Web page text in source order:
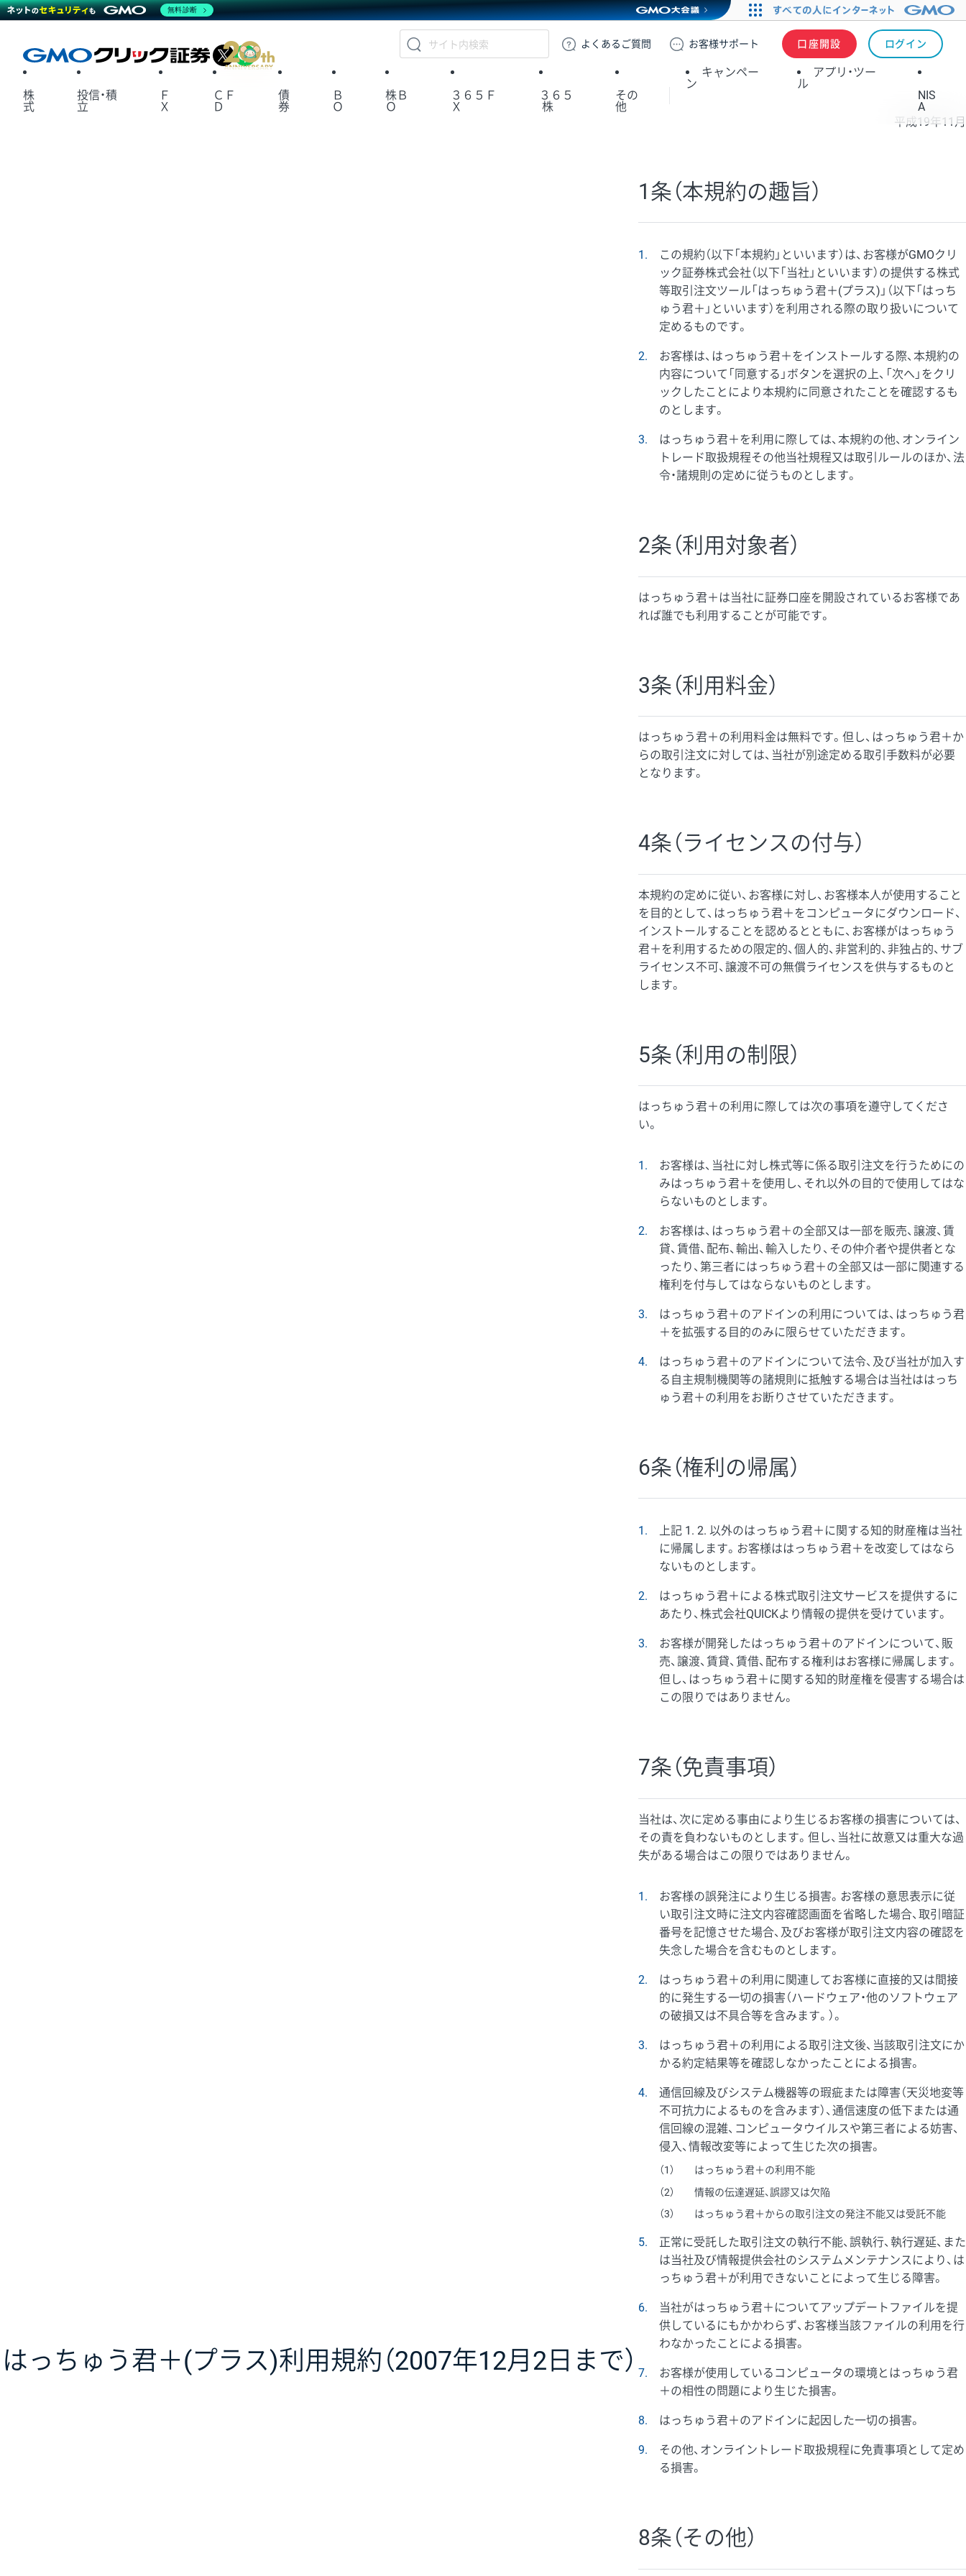
GMOクリック証券
よくある ご質問 お客様サポート 口座開設 ログイン
X
株
式
投信・積
立
Ｆ
Ｘ
ＣＦ
Ｄ
債
券
Ｂ
Ｏ
株Ｂ
Ｏ
３６５Ｆ
Ｘ
３６５
株
その
他
キャンペー
ン
アプリ・ツー
ル
NIS
A
はっちゅう君＋(プラス)利用規約（2007年12月2日まで）
平成19年11月
1条（本規約の趣旨）
1
この規約（以下「本規約」といいます）は、お客様がGMOクリ
ック証券株式会社（以下「当社」といいます）の提供する株式
等取引注文ツール「はっちゅう君＋(プラス)」（以下「はっち
ゅう君＋」といいます）を利用される際の取り扱いについて
定めるものです。
2
お客様は、はっちゅう君＋をインストールする際、本規約の
内容について「同意する」ボタンを選択の上、「次へ」をクリ
ックしたことにより本規約に同意されたことを確認するも
のとします。
3
はっちゅう君＋を利用に際しては、本規約の他、オンライン
トレード取扱規程その他当社規程又は取引ルールのほか、法
令・諸規則の定めに従うものとします。
2条（利用対象者）
はっちゅう君＋は当社に証券口座を開設されているお客様であ
れば誰でも利用することが可能です。
3条（利用料金）
はっちゅう君＋の利用料金は無料です。但し、はっちゅう君＋か
らの取引注文に対しては、当社が別途定める取引手数料が必要
となります。
4条（ライセンスの付与）
本規約の定めに従い、お客様に対し、お客様本人が使用すること
を目的として、はっちゅう君＋をコンピュータにダウンロード、
インストールすることを認めるとともに、お客様がはっちゅう
君＋を利用するための限定的、個人的、非営利的、非独占的、サブ
ライセンス不可、譲渡不可の無償ライセンスを供与するものと
します。
5条（利用の制限）
はっちゅう君＋の利用に際しては次の事項を遵守してくださ
い。
1
お客様は、当社に対し株式等に係る取引注文を行うためにの
みはっちゅう君＋を使用し、それ以外の目的で使用してはな
らないものとします。
2
お客様は、はっちゅう君＋の全部又は一部を販売、譲渡、賃
貸、賃借、配布、輸出、輸入したり、その仲介者や提供者とな
ったり、第三者にはっちゅう君＋の全部又は一部に関連する
権利を付与してはならないものとします。
3
はっちゅう君＋のアドインの利用については、はっちゅう君
＋を拡張する目的のみに限らせていただきます。
4
はっちゅう君＋のアドインについて法令、及び当社が加入す
る自主規制機関等の諸規則に抵触する場合は当社ははっち
ゅう君＋の利用をお断りさせていただきます。
6条（権利の帰属）
1
上記 1. 2. 以外のはっちゅう君＋に関する知的財産権は当社
に帰属します。お客様ははっちゅう君＋を改変してはなら
ないものとします。
2
はっちゅう君＋による株式取引注文サービスを提供するに
あたり、株式会社QUICKより情報の提供を受けています。
3
お客様が開発したはっちゅう君＋のアドインについて、販
売、譲渡、賃貸、賃借、配布する権利はお客様に帰属します。
但し、はっちゅう君＋に関する知的財産権を侵害する場合は
この限りではありません。
7条（免責事項）
当社は、次に定める事由により生じるお客様の損害については、
その責を負わないものとします。但し、当社に故意又は重大な過
失がある場合はこの限りではありません。
1
お客様の誤発注により生じる損害。お客様の意思表示に従
い取引注文時に注文内容確認画面を省略した場合、取引暗証
番号を記憶させた場合、及びお客様が取引注文内容の確認を
失念した場合を含むものとします。
2
はっちゅう君＋の利用に関連してお客様に直接的又は間接
的に発生する一切の損害（ハードウェア・他のソフトウェア
の破損又は不具合等を含みます。）。
3
はっちゅう君＋の利用による取引注文後、当該取引注文にか
かる約定結果等を確認しなかったことによる損害。
4
通信回線及びシステム機器等の瑕疵または障害（天災地変等
不可抗力によるものを含みます）、通信速度の低下または通
信回線の混雑、コンピュータウイルスや第三者による妨害、
侵入、情報改変等によって生じた次の損害。
1
はっちゅう君＋の利用不能
2
情報の伝達遅延、誤謬又は欠陥
3
はっちゅう君＋からの取引注文の発注不能又は受託不能
5
正常に受託した取引注文の執行不能、誤執行、執行遅延、また
は当社及び情報提供会社のシステムメンテナンスにより、は
っちゅう君＋が利用できないことによって生じる障害。
6
当社がはっちゅう君＋についてアップデートファイルを提
供しているにもかかわらず、お客様当該ファイルの利用を行
わなかったことによる損害。
7
お客様が使用しているコンピュータの環境とはっちゅう君
＋の相性の問題により生じた損害。
8 はっちゅう君＋のアドインに起因した一切の損害。
9
その他、オンライントレード取扱規程に免責事項として定め
る損害。
8条（その他）
無料診断